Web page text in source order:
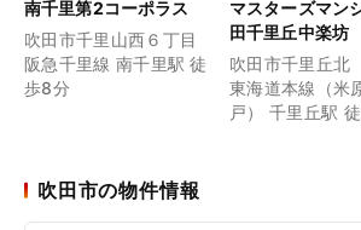
南千里第2コーポラス
吹田市千里山西６丁目
阪急千里線 南千里駅 徒
歩8分
マスターズマン
田千里丘中楽坊
吹田市千里丘北
東海道本線（米
戸） 千里丘駅
吹田市の物件情報